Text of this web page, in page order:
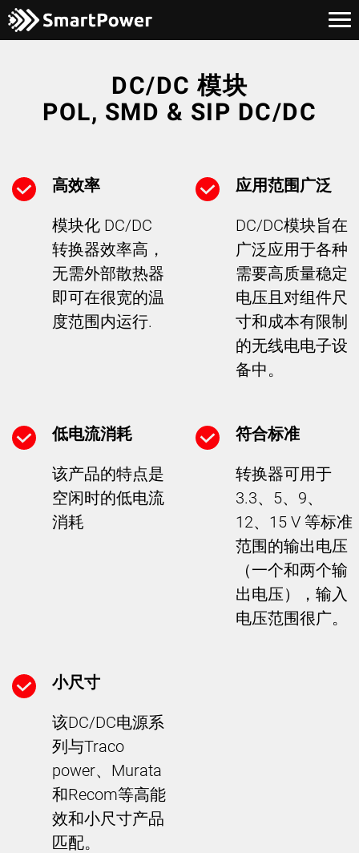
DC/DC 模块
POL, SMD & SIP DC/DC
高效率
模块化 DC/DC
转换器效率高，
无需外部散热器
即可在很宽的温
度范围内运行.
应用范围广泛
DC/DC模块旨在
广泛应用于各种
需要高质量稳定
电压且对组件尺
寸和成本有限制
的无线电电子设
备中。
低电流消耗
该产品的特点是
空闲时的低电流
消耗
符合标准
转换器可用于
3.3、5、9、
12、15 V 等标准
范围的输出电压
（一个和两个输
出电压），输入
电压范围很广。
小尺寸
该DC/DC电源系
列与Traco
power、Murata
和Recom等高能
效和小尺寸产品
匹配。